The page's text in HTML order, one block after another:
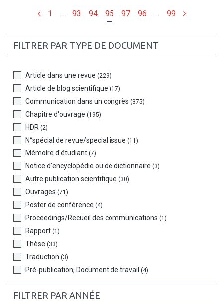
Précédent
1 … 93 94 95 97 96 … 99 Suivant
FILTRER PAR TYPE DE DOCUMENT
Article dans une revue (229)
Article de blog scientifique (17)
Communication dans un congrès (375)
Chapitre d'ouvrage (195)
HDR (2)
N°spécial de revue/special issue (11)
Mémoire d'étudiant (7)
Notice d’encyclopédie ou de dictionnaire (3)
Autre publication scientifique (30)
Ouvrages (71)
Poster de conférence (4)
Proceedings/Recueil des communications (1)
Rapport (1)
Thèse (33)
Traduction (3)
Pré-publication, Document de travail (4)
FILTRER PAR ANNÉE